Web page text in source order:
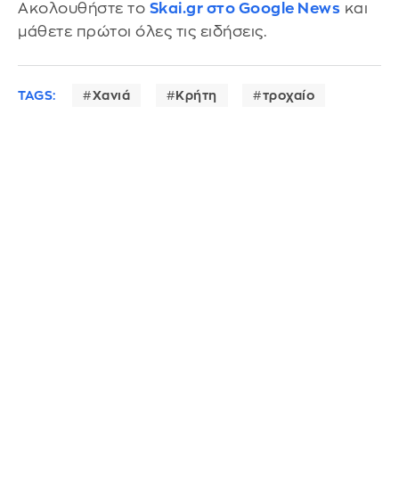
Ακολουθήστε το Skai.gr στο Google News και
μάθετε πρώτοι όλες τις ειδήσεις.
TAGS: Χανιά Κρήτη τροχαίο